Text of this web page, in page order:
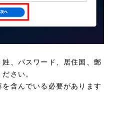
、パスワード、居住国、郵
さい。
含んでいる必要があります